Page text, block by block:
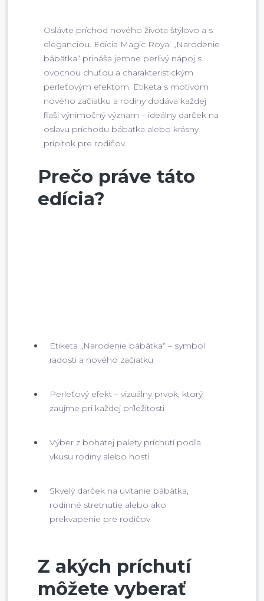
Oslávte príchod nového života štýlovo a s
eleganciou. Edícia Magic Royal „Narodenie
bábätka“ prináša jemne perlivý nápoj s
ovocnou chuťou a charakteristickým
perleťovým efektom. Etiketa s motívom
nového začiatku a rodiny dodáva každej
fľaši výnimočný význam – ideálny darček na
oslavu príchodu bábätka alebo krásny
prípitok pre rodičov.
Prečo práve táto
edícia?
Etiketa „Narodenie bábätka“ – symbol
radosti a nového začiatku
Perleťový efekt – vizuálny prvok, ktorý
zaujme pri každej príležitosti
Výber z bohatej palety príchutí podľa
vkusu rodiny alebo hostí
Skvelý darček na uvítanie bábätka,
rodinné stretnutie alebo ako
prekvapenie pre rodičov
Z akých príchutí
môžete vyberať